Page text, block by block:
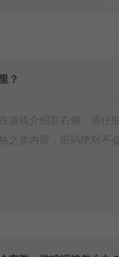
？
游戏介绍页右侧，请仔
之类内容，密码绝对不